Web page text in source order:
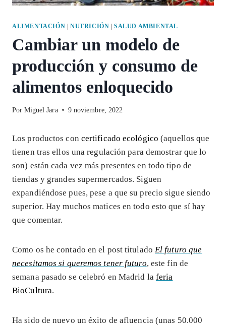
ALIMENTACIÓN NUTRICIÓN |SALUD AMBIENTAL
Cambiar un modelo de
producción y consumo de
alimentos enloquecido
Por Miguel Jara 9 noviembre, 2022
Los productos con certificado ecológico (aquellos que
tienen tras ellos una regulación para demostrar que lo
son) están cada vez más presentes en todo tipo de
tiendas y grandes supermercados. Siguen
expandiéndose pues, pese a que su precio sigue siendo
superior. Hay muchos matices en todo esto que sí hay
que comentar.
Como os he contado en el post titulado El futuro que
necesitamos si queremos tener futuro, este fin de
semana pasado se celebró en Madrid la feria
BioCultura.
Ha sido de nuevo un éxito de afluencia (unas 50.000